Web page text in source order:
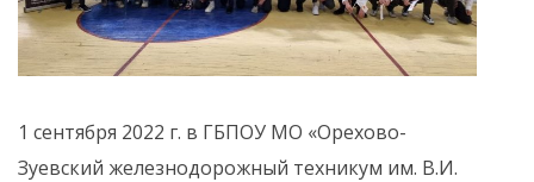
1 сентября 2022 г. в ГБПОУ МО «Орехово-
Зуевский железнодорожный техникум им. В.И.